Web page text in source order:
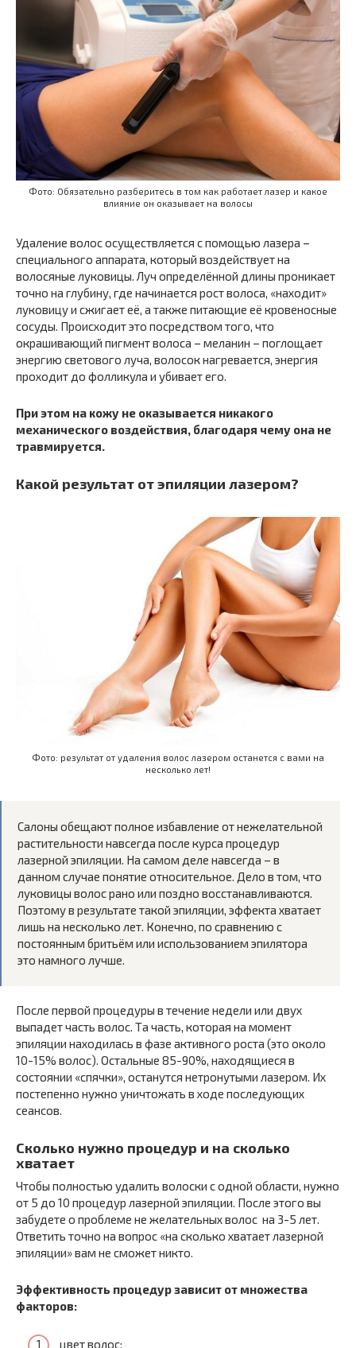
Фото: Обязательно разберитесь в том как работает лазер и какое
влияние он оказывает на волосы
Удаление волос осуществляется с помощью лазера –
специального аппарата, который воздействует на
волосяные луковицы. Луч определённой длины проникает
точно на глубину, где начинается рост волоса, «находит»
луковицу и сжигает её, а также питающие её кровеносные
сосуды. Происходит это посредством того, что
окрашивающий пигмент волоса – меланин – поглощает
энергию светового луча, волосок нагревается, энергия
проходит до фолликула и убивает его.
При этом на кожу не оказывается никакого
механического воздействия, благодаря чему она не
травмируется.
Какой результат от эпиляции лазером?
Фото: результат от удаления волос лазером останется с вами на
несколько лет!
Салоны обещают полное избавление от нежелательной
растительности навсегда после курса процедур
лазерной эпиляции. На самом деле навсегда – в
данном случае понятие относительное. Дело в том, что
луковицы волос рано или поздно восстанавливаются.
Поэтому в результате такой эпиляции, эффекта хватает
лишь на несколько лет. Конечно, по сравнению с
постоянным бритьём или использованием эпилятора
это намного лучше.
После первой процедуры в течение недели или двух
выпадет часть волос. Та часть, которая на момент
эпиляции находилась в фазе активного роста (это около
10-15% волос). Остальные 85-90%, находящиеся в
состоянии «спячки», останутся нетронутыми лазером. Их
постепенно нужно уничтожать в ходе последующих
сеансов.
Сколько нужно процедур и на сколько
хватает
Чтобы полностью удалить волоски с одной области, нужно
от 5 до 10 процедур лазерной эпиляции. После этого вы
забудете о проблеме не желательных волос на 3-5 лет.
Ответить точно на вопрос «на сколько хватает лазерной
эпиляции» вам не сможет никто.
Эффективность процедур зависит от множества
факторов:
цвет волос;